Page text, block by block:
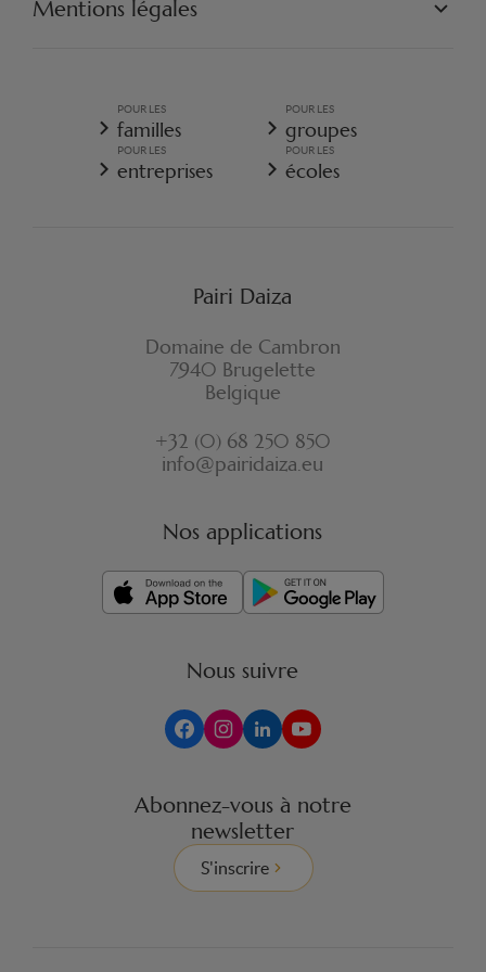
ENGAGEZ-VOUS
Mentions légales
CONDITIONS GÉNÉRALES DE VENTE - RESORT
POLITIQUE DE COOKIES
RÈGLEMENT D'ORDRE INTÉRIEUR
ASSURANCE ANNULATION RESORT
POUR LES
familles
POUR LES
groupes
POUR LES
entreprises
POUR LES
écoles
Pairi Daiza
Domaine de Cambron
7940 Brugelette
Belgique
+32 (0) 68 250 850
info@pairidaiza.eu
Nos applications
Nous suivre
Abonnez-vous à notre
newsletter
S'inscrire